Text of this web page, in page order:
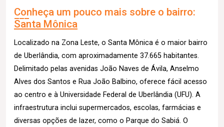
Conheça um pouco mais sobre o bairro:
Santa Mônica
Localizado na Zona Leste, o Santa Mônica é o maior bairro
de Uberlândia, com aproximadamente 37.665 habitantes.
Delimitado pelas avenidas João Naves de Ávila, Anselmo
Alves dos Santos e Rua João Balbino, oferece fácil acesso
ao centro e à Universidade Federal de Uberlândia (UFU). A
infraestrutura inclui supermercados, escolas, farmácias e
diversas opções de lazer, como o Parque do Sabiá. O